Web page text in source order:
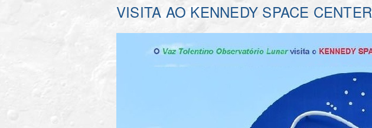
VISITA AO KENNEDY SPACE CENTER